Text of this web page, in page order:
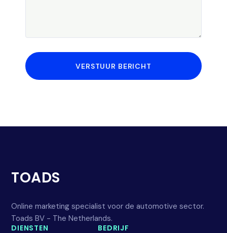
VERSTUUR BERICHT
TOADS
Online marketing specialist voor de automotive sector.
Toads BV - The Netherlands.
DIENSTEN
BEDRIJF